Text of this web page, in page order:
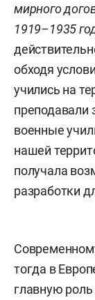
мирного
1919–1935
обходя
учились на
преподавали
военные
нашей
получала
разработки
тогда в
главную